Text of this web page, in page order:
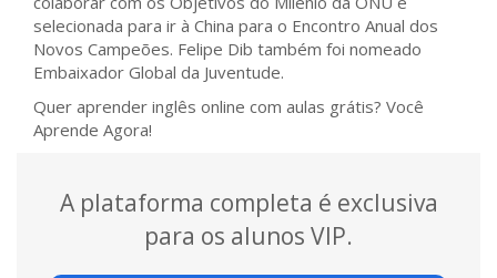
selecionada para ir à China para o Encontro Anual dos
Novos Campeões. Felipe Dib também foi nomeado
Embaixador Global da Juventude.
Quer aprender inglês online com aulas grátis? Você
Aprende Agora!
A plataforma completa é exclusiva
para os alunos VIP.